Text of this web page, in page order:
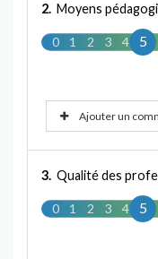
2. Moyens
5
0 1 2 3 4 5
Ajouter un
3. Qualité des
5
0 1 2 3 4 5